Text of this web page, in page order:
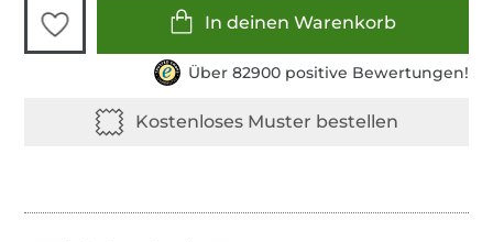
In deinen Warenkorb
Über 82900 positive Bewertungen!